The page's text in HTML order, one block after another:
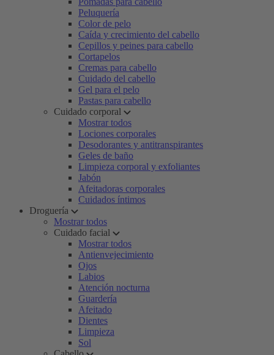
Peluquería
Color de pelo
Caída y crecimiento del cabello
Cepillos y peines para cabello
Cortapelos
Cremas para cabello
Cuidado del cabello
Gel para el pelo
Pastas para cabello
Cuidado corporal
Mostrar todos
Lociones corporales
Desodorantes y antitranspirantes
Geles de baño
Limpieza corporal y exfoliantes
Jabón
Afeitadoras corporales
Cuidados íntimos
Droguería
Mostrar todos
Cuidado facial
Mostrar todos
Antienvejecimiento
Ojos
Labios
Atención nocturna
Guardería
Afeitado
Dientes
Limpieza
Sol